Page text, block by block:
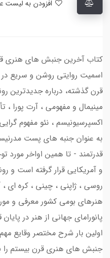
کتاب آخرین جنبش های هنری
اسمیت روایتی روشن و سریع
قرن گذشته، درباره جدیدترین
مینیمال و مفهومی ، آرت پورا ،
اکسپرسیونیسم ، نئو مفهوم
به عنوان جنبه های پست
قدرتمند - تا همین اواخر مورد
و آمریکایی قرار گرفته است و
روسی ، ژاپنی ، چینی ، کره ای ،
هنرهای بومی کشور معرفی و
جنبش های هنری قرن بیستم را